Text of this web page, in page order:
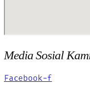
Media Sosial
Facebook-f